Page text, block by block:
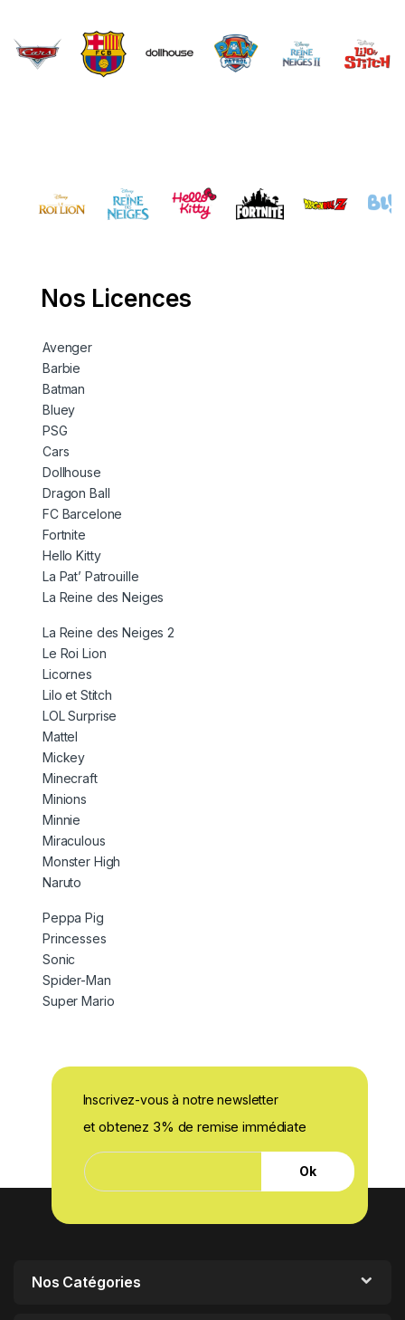
Brands Carousel
Nos Licences
Avenger
Barbie
Batman
Bluey
PSG
Cars
Dollhouse
Dragon Ball
FC Barcelone
Fortnite
Hello Kitty
La Pat’ Patrouille
La Reine des Neiges
La Reine des Neiges 2
Le Roi Lion
Licornes
Lilo et Stitch
LOL Surprise
Mattel
Mickey
Minecraft
Minions
Minnie
Miraculous
Monster High
Naruto
Peppa Pig
Princesses
Sonic
Spider-Man
Super Mario
Inscrivez-vous à notre newsletter
et obtenez 3% de remise immédiate
-
m
l
m
a
E
-
m
i
Ok
Nos Catégories